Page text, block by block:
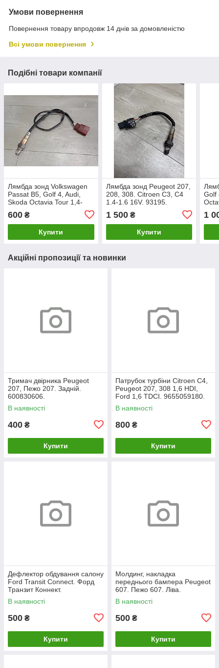
Умови повернення
Повернення товару впродовж 14 днів за домовленістю
Всі умови повернення
Подібні товари компанії
Лямбда зонд Volkswagen
Passat B5, Golf 4, Audi,
Skoda Octavia Tour 1,4-
1,6-1,8-2,0. 058906265C,
0258006305.
600 ₴
Купити
Лямбда зонд Peugeot 207,
208, 308. Citroen C3, C4
1.4-1.6 16V. 93195.
1 500₴
Купити
Golf
1
Акційні пропозиції та новинки
Тримач двірника Peugeot
207, Пежо 207. Задній.
600830606.
В наявності
400 ₴
Купити
Патрубок турбіни Citroen C4,
Peugeot 207, 308 1,6 HDI,
Ford 1,6 TDCI. 9655059180.
В наявності
800 ₴
Купити
Дефлектор обдування салону
Ford Transit Connect. Форд
Транзит Коннект.
Центральний правий. 2013–
2019. DT11V014L20.
В наявності
500 ₴
Купити
Молдинг, накладка
переднього бампера Peugeot
607. Пежо 607. Ліва.
9639216877.
В наявності
500 ₴
Купити